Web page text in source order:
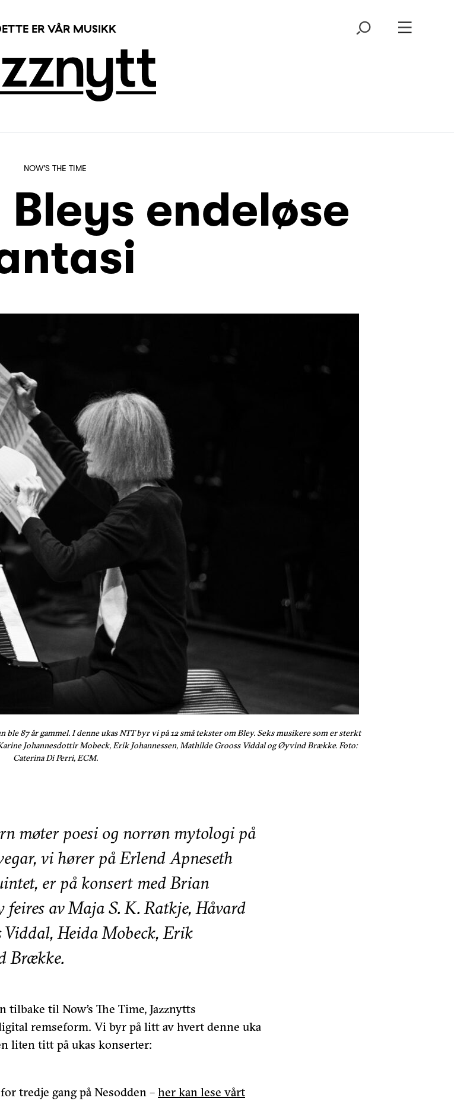
ER VÅR MUSIKK
NOW'S THE TIME
endeløse
87 år gammel. I denne ukas NTT byr vi på 12 små tekster om Bley. Seks musikere som er sterkt
Johannesdottir Mobeck, Erik Johannessen, Mathilde Grooss Viddal og Øyvind Brække. Foto:
Caterina Di Perri, ECM.
møter poesi og norrøn mytologi på
vi hører på Erlend Apneseth
er på konsert med Brian
av Maja S. K. Ratkje, Håvard
Heida Mobeck, Erik
Brække.
tilbake til Now’s The Time, Jazznytts
remseform. Vi byr på litt av hvert denne uka
liten titt på ukas konserter:
tredje gang på Nesodden –her kan lese vårt